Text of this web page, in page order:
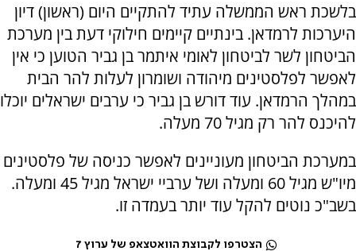
בלשכת ראש הממשלה עתיד להתקיים היום (ראשון) דיון
היערכות לרמדאן. בינתיים קיימים חילוקי דעת בין מערכת
הביטחון לשר לביטחון לאומי איתמר בן גביר הטוען כי אין
לאפשר לפלסטינים מיהודה ושומרון לעלות להר הבית
במהלך הרמדאן. עוד דורש בן גביר כי ערבים ישראלים יוכלו
להיכנס להר רק מגיל 70 מעלה.
במערכת הביטחון מעוניינים לאפשר כניסה של פלסטינים
מיו"ש מגיל 60 ומעלה ושל ערביי ישראל מגיל 45 ומעלה.
בשב"כ נוטים להקל עוד יותר בעמדה זו.
הצטרפו לקבוצת הוואטצאפ של ערוץ 7